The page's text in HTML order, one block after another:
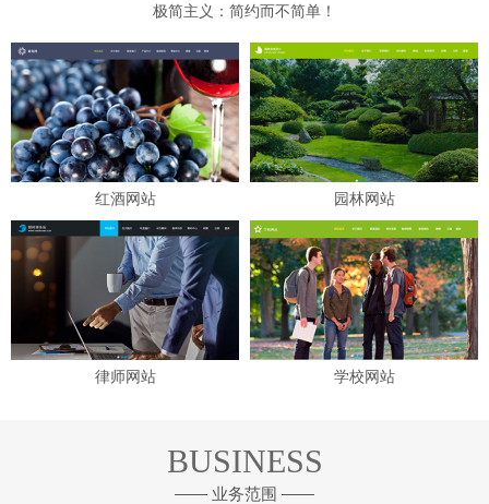
极简主义：简约而不简单！
红酒网站 园林网站
律师网站 学校网站
BUSINESS
—— 业务范围 ——